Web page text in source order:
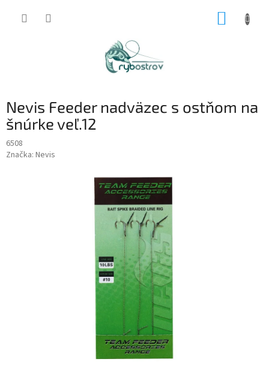
Nevis Feeder nadväzec s ostňom na
šnúrke veľ.12
6508
Značka: Nevis